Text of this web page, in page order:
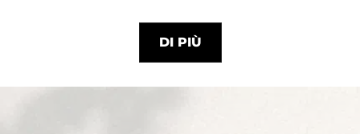
DI PIÙ